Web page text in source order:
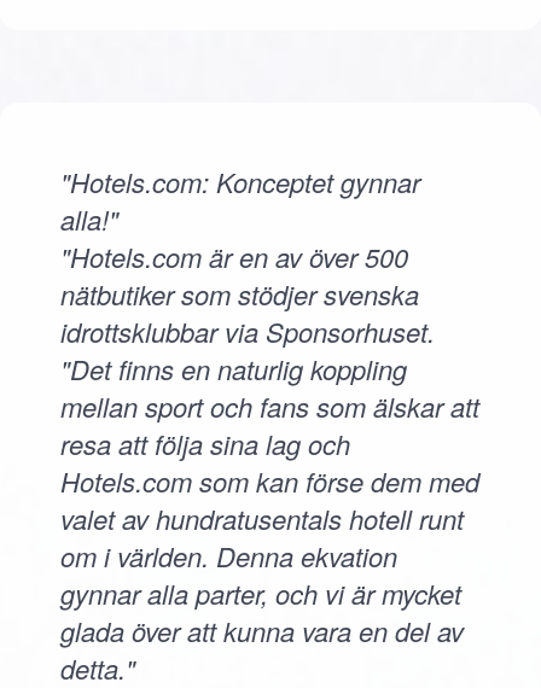
"Hotels.com: Konceptet gynnar
alla!"
"Hotels.com är en av över 500
nätbutiker som stödjer svenska
idrottsklubbar via Sponsorhuset.
"Det finns en naturlig koppling
mellan sport och fans som älskar att
resa att följa sina lag och
Hotels.com som kan förse dem med
valet av hundratusentals hotell runt
om i världen. Denna ekvation
gynnar alla parter, och vi är mycket
glada över att kunna vara en del av
detta."